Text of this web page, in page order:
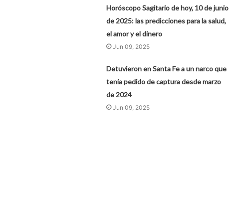
Horóscopo Sagitario de hoy, 10 de junio
de 2025: las predicciones para la salud,
el amor y el dinero
Jun 09, 2025
Detuvieron en Santa Fe a un narco que
tenía pedido de captura desde marzo
de 2024
Jun 09, 2025